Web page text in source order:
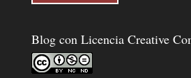
Blog con Licencia Creative